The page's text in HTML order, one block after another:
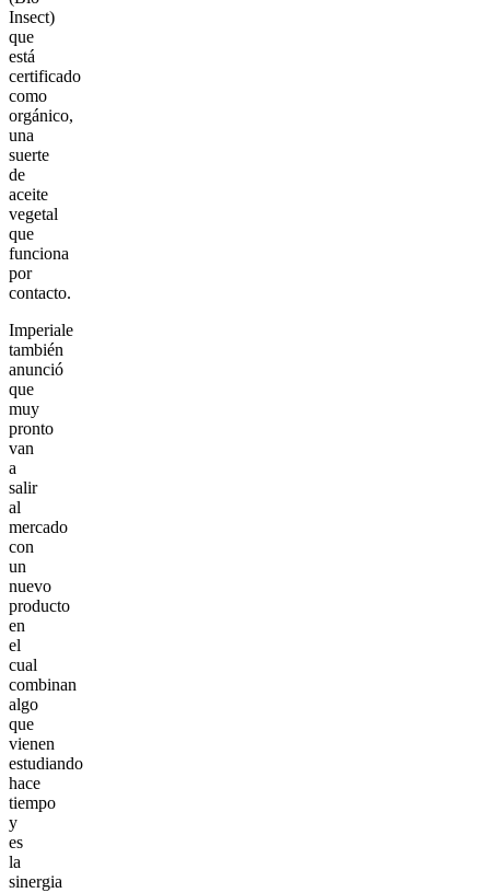
Insect)
que
está
certificado
como
orgánico,
una
suerte
de
aceite
vegetal
que
funciona
por
contacto.
Imperiale
también
anunció
que
muy
pronto
van
a
salir
al
mercado
con
un
nuevo
producto
en
el
cual
combinan
algo
que
vienen
estudiando
hace
tiempo
y
es
la
sinergia